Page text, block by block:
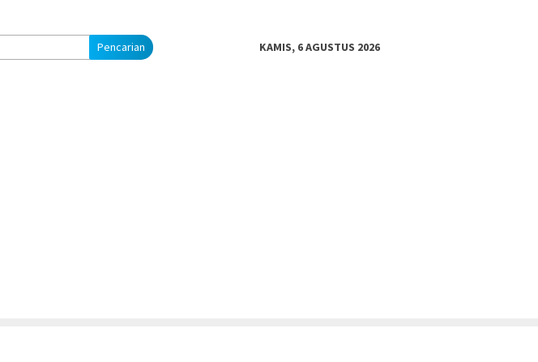
Pencarian KAMIS, 6 AGUSTUS 2026